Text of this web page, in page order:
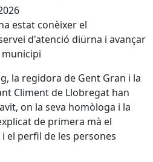
estat conèixer el
d'atenció diürna i avançar
la regidora de Gent Gran i la
Climent de Llobregat han
on la seva homòloga i la
de primera mà el
el perfil de les persones